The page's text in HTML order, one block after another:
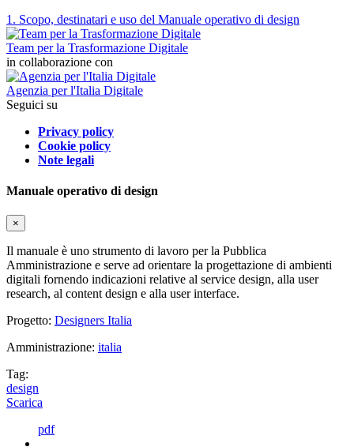
1. Scopo, destinatari e uso del Manuale operativo di design
Team per la Trasformazione Digitale
in collaborazione con
Agenzia per l'Italia Digitale
Seguici su
Privacy policy
Cookie policy
Note legali
Manuale operativo di design
×
Il manuale è uno strumento di lavoro per la Pubblica
Amministrazione e serve ad orientare la progettazione di ambienti
digitali fornendo indicazioni relative al service design, alla user
research, al content design e alla user interface.
Progetto: Designers Italia
Amministrazione: italia
Tag:
design
Scarica
pdf